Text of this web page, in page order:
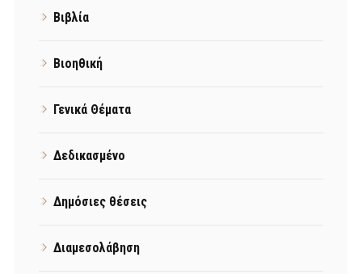
Βιβλία
Βιοηθική
Γενικά Θέματα
Δεδικασμένο
Δημόσιες θέσεις
Διαμεσολάβηση